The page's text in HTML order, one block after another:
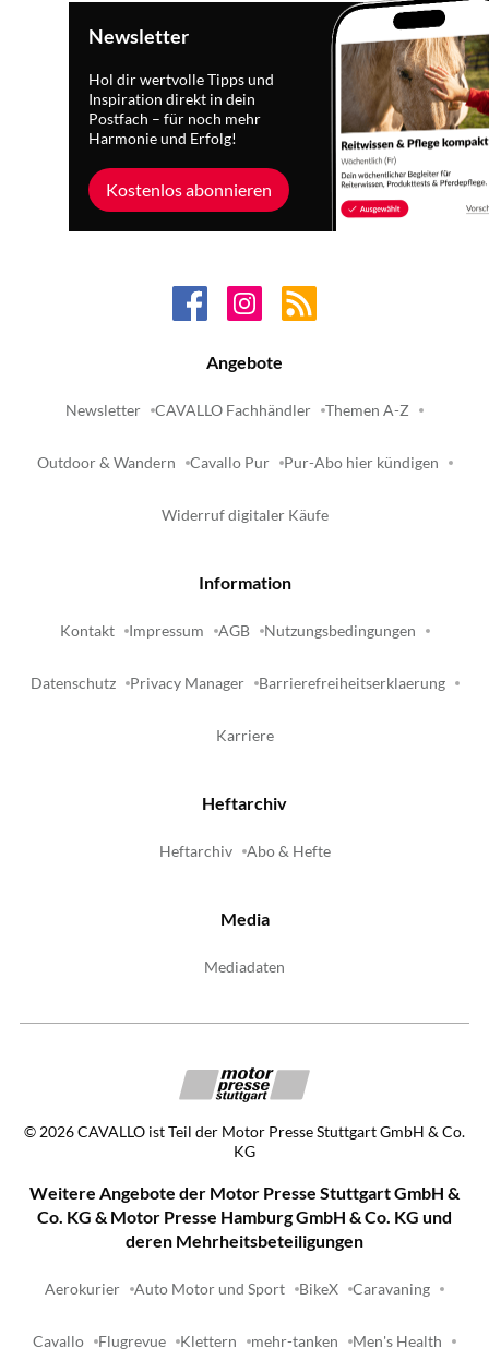
Newsletter
Hol dir wertvolle Tipps und
Inspiration direkt in dein
Postfach – für noch mehr
Harmonie und Erfolg!
Kostenlos abonnieren
Angebote
Newsletter CAVALLO Fachhändler Themen A-Z
Outdoor & Wandern Cavallo Pur Pur-Abo hier kündigen
Widerruf digitaler Käufe
Information
Kontakt Impressum AGB Nutzungsbedingungen
Datenschutz Privacy Manager Barrierefreiheitserklaerung
Karriere
Heftarchiv
Heftarchiv Abo & Hefte
Media
Mediadaten
©2026CAVALLO ist Teil der Motor Presse Stuttgart GmbH & Co.
KG
Weitere Angebote der Motor Presse Stuttgart GmbH &
Co. KG & Motor Presse Hamburg GmbH & Co. KG und
deren Mehrheitsbeteiligungen
Aerokurier Auto Motor und Sport BikeX Caravaning
Cavallo Flugrevue Klettern mehr-tanken Men's Health